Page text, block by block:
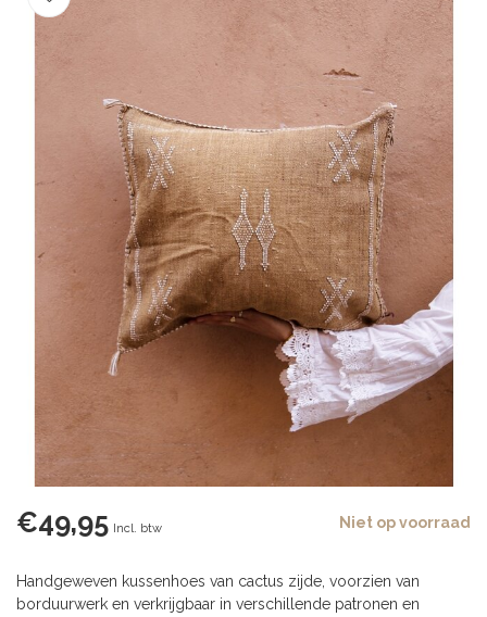
€49,95 Incl. btw Niet op voorraad
Handgeweven kussenhoes van cactus zijde, voorzien van
borduurwerk en verkrijgbaar in verschillende patronen en